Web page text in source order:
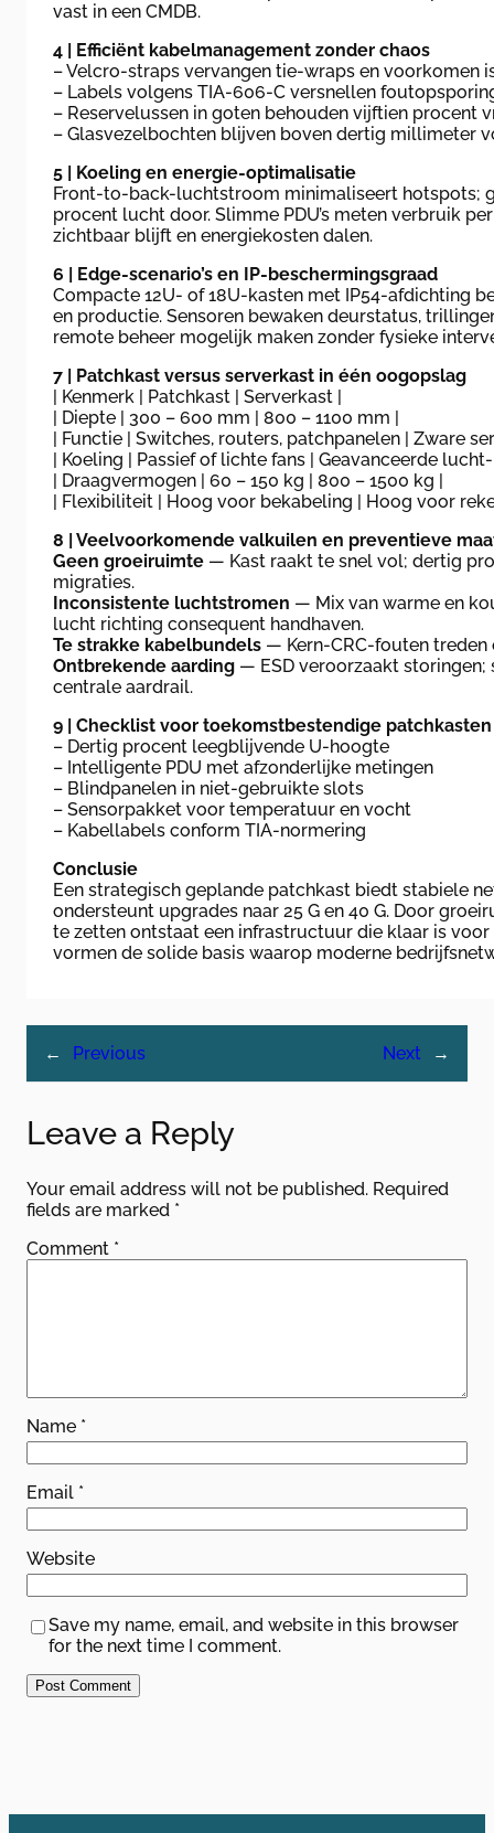
vast in een CMDB.
4 | Efficiënt kabelmanagement zonder chaos
– Velcro-straps vervangen tie-wraps en voorkomen
– Labels volgens TIA-606-C versnellen
– Reservelussen in goten behouden vijftien procent
– Glasvezelbochten blijven boven dertig millimeter
5 | Koeling en energie-optimalisatie
Front-to-back-luchtstroom minimaliseert hotspots;
procent lucht door. Slimme PDU’s meten verbruik
zichtbaar blijft en energiekosten dalen.
6 | Edge-scenario’s en IP-beschermingsgraad
Compacte 12U- of 18U-kasten met IP54-afdichting
en productie. Sensoren bewaken deurstatus,
remote beheer mogelijk maken zonder fysieke
7 | Patchkast versus serverkast in één oogopslag
| Kenmerk | Patchkast | Serverkast |
| Diepte | 300 – 600 mm | 800 – 1100 mm |
| Functie | Switches, routers, patchpanelen | Zware
| Koeling | Passief of lichte fans | Geavanceerde
| Draagvermogen | 60 – 150 kg | 800 – 1500 kg |
| Flexibiliteit | Hoog voor bekabeling | Hoog voor
8 | Veelvoorkomende valkuilen en preventieve
Geen groeiruimte — Kast raakt te snel vol; dertig
migraties.
Inconsistente luchtstromen — Mix van warme en
lucht richting consequent handhaven.
Te strakke kabelbundels — Kern-CRC-fouten treden
Ontbrekende aarding — ESD veroorzaakt
centrale aardrail.
9 | Checklist voor toekomstbestendige patchkasten
– Dertig procent leegblijvende U-hoogte
– Intelligente PDU met afzonderlijke metingen
– Blindpanelen in niet-gebruikte slots
– Sensorpakket voor temperatuur en vocht
– Kabellabels conform TIA-normering
Conclusie
Een strategisch geplande patchkast biedt stabiele
ondersteunt upgrades naar 25 G en 40 G. Door
te zetten ontstaat een infrastructuur die klaar is
vormen de solide basis waarop moderne
← Previous Next →
Leave a Reply
Your email address will not be published. Required
fields are marked *
Comment *
Name *
Email *
Website
Save my name, email, and website in this browser
for the next time I comment.